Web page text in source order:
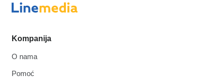
Kompanija
O nama
Pomoć